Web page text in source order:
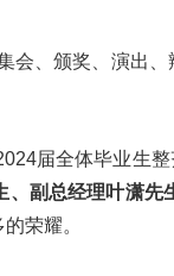
会、颁奖、演出
届全体毕业生
、副总经理叶潇
荣耀。